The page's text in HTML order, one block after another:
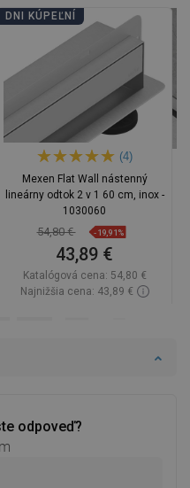
odpoveď?
DNI KÚPEĽNÍ
(4)
Mexen Flat Wall nástenný
lineárny odtok 2 v 1 60 cm, inox -
1030060
54,80 € -19,91%
43,89 €
Katalógová cena: 54,80 €
Najnižšia cena: 43,89 €